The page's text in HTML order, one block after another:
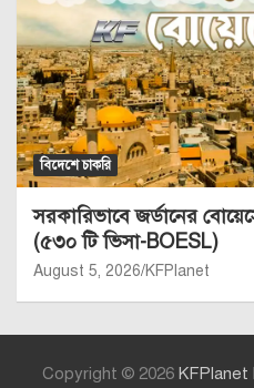
বিদেশে চাকরি
সরকারিভাবে জর্ডানের
(৫৩০ টি ভিসা-BOESL)
August 5, 2026 KFPlanet
Copyright © 2026 KFPlanet